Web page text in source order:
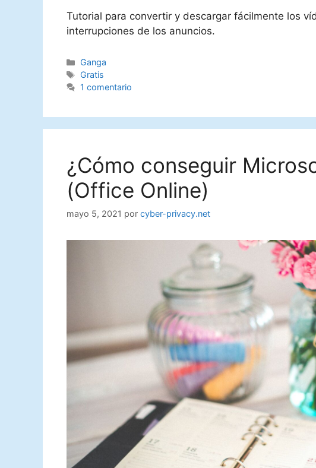
Tutorial para convertir y descargar fácilmente los
interrupciones de los anuncios.
Categorías
Ganga
Etiquetas
Gratis
1 comentario
¿Cómo conseguir
(Office Online)
mayo 5, 2021 por cyber-privacy.net